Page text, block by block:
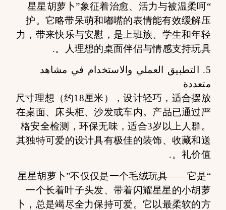
“星星胡萝卜”象征着治愈、活力与被温柔呵
护。它略带呆萌和嘟嘴的表情能有效缓解压
力，带来快乐与安慰，是上班族、学生和年轻
人理想的桌面伴侣与情感支持玩具。.
5. التطبيق العملي والاستخدام في مشاهد
متعددة
尺寸理想（约18厘米），设计轻巧，适合摆放
在桌面、床头柜、沙发或车内。产品已通过严
格安全检测，环保无味，适合3岁以上人群。
其独特可爱的设计具有极佳的装饰、收藏和送
礼价值。.
“星星胡萝卜”不仅仅是一个毛绒玩具——它是
一个长着叶子头发、带着闪耀星星的小胡萝
卜，总是竭尽全力保持可爱。它以最柔软的方